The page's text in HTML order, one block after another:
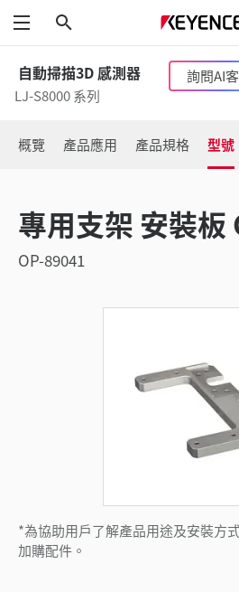
功能表
自動掃描3D 感測器
LJ-S8000 系列
詢問AI
概覽 產品應用 產品規格 型號
專用支架 安裝板
OP-89041
*為協助用戶了解產品用途及安裝方
加購配件。